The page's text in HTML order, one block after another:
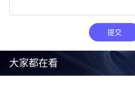
大家都在看
提交